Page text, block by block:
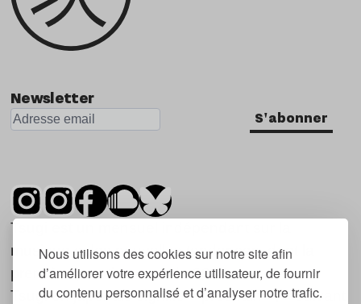
Nous utilisons des cookies sur notre site afin
d’améliorer votre expérience utilisateur, de fournir
du contenu personnalisé et d’analyser notre trafic.
Newsletter
S'abonner
Tsugi est un mensuel indépendant sur la
musique et les nouvelles tendances, dont la
première parution date de 2007.
Tsugi en japonais signifie « prochain », « suivant